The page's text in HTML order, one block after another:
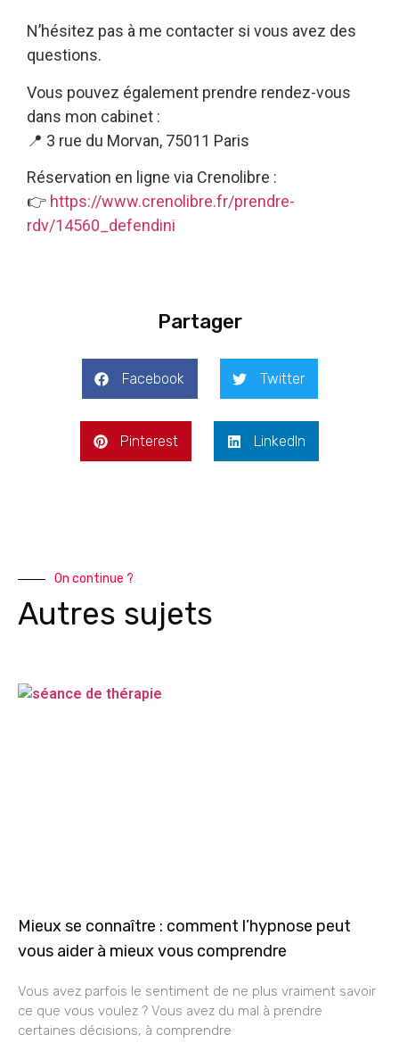
N’hésitez pas à me contacter si vous avez des
questions.
Vous pouvez également prendre rendez-vous
dans mon cabinet :
📍 3 rue du Morvan, 75011 Paris
Réservation en ligne via Crenolibre :
👉 https://www.crenolibre.fr/prendre-
rdv/14560_defendini
Partager
Facebook Twitter
Pinterest LinkedIn
On continue ?
Autres sujets
Mieux se connaître : comment l’hypnose peut
vous aider à mieux vous comprendre
Vous avez parfois le sentiment de ne plus vraiment savoir
ce que vous voulez ? Vous avez du mal à prendre
certaines décisions, à comprendre